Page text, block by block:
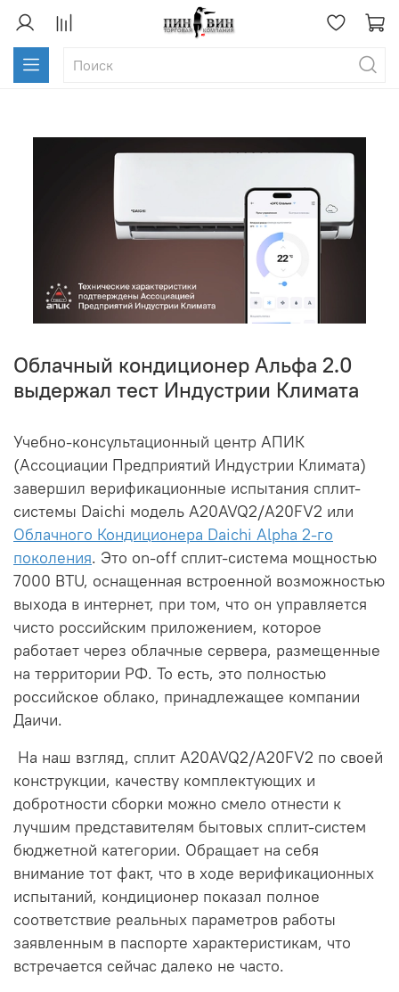
Облачный кондиционер Альфа 2.0
выдержал тест Индустрии Климата
Учебно-консультационный центр АПИК
(Ассоциации Предприятий Индустрии Климата)
завершил верификационные испытания сплит-
системы Daichi модель A20AVQ2/A20FV2 или
Облачного Кондиционера Daichi Alpha 2-го
поколения. Это on-off сплит-система мощностью
7000 BTU, оснащенная встроенной возможностью
выхода в интернет, при том, что он управляется
чисто российским приложением, которое
работает через облачные сервера, размещенные
на территории РФ. То есть, это полностью
российское облако, принадлежащее компании
Даичи.
На наш взгляд, сплит A20AVQ2/A20FV2 по своей
конструкции, качеству комплектующих и
добротности сборки можно смело отнести к
лучшим представителям бытовых сплит-систем
бюджетной категории. Обращает на себя
внимание тот факт, что в ходе верификационных
испытаний, кондиционер показал полное
соответствие реальных параметров работы
заявленным в паспорте характеристикам, что
встречается сейчас далеко не часто.